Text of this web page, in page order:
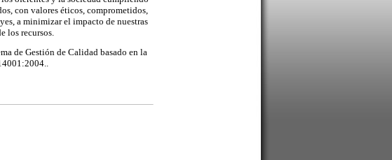
con valores éticos, comprometidos,
a minimizar el impacto de nuestras
los recursos.
de Gestión de Calidad basado en la